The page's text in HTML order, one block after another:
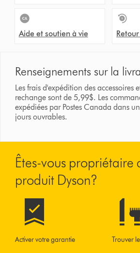
Aide et soutien à vie
Renseignements sur la
Les frais d'expédition des accessoires
rechange sont de 5,99$. Les
expédiées par Postes Canada dans
jours ouvrables.
Êtes-vous propriétaire
produit Dyson?
Activer votre garantie Trouver